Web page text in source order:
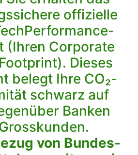
offizielle
(Ihren Corporate
Dieses
belegt Ihre CO₂-
schwarz auf
Banken
von Bundes-